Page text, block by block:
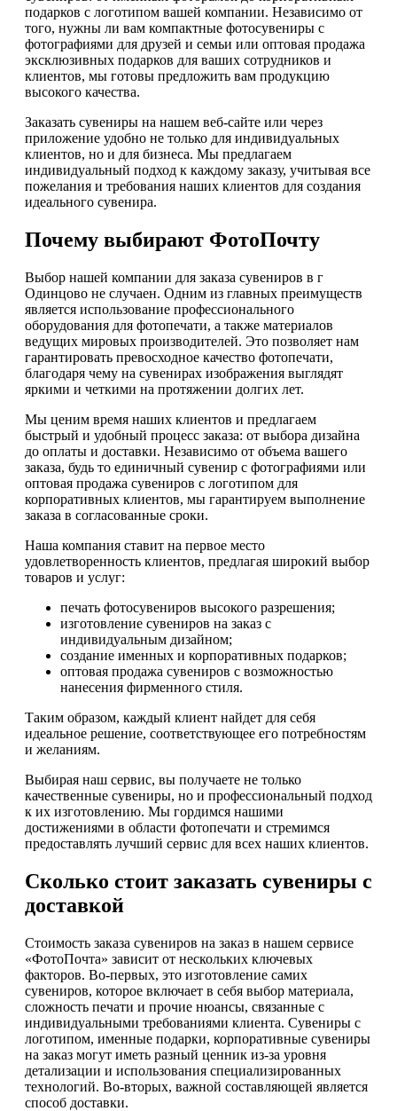
подарков с логотипом вашей компании. Независимо от
того, нужны ли вам компактные фотосувениры с
фотографиями для друзей и семьи или оптовая продажа
эксклюзивных подарков для ваших сотрудников и
клиентов, мы готовы предложить вам продукцию
высокого качества.
Заказать сувениры на нашем веб-сайте или через
приложение удобно не только для индивидуальных
клиентов, но и для бизнеса. Мы предлагаем
индивидуальный подход к каждому заказу, учитывая все
пожелания и требования наших клиентов для создания
идеального сувенира.
Почему выбирают ФотоПочту
Выбор нашей компании для заказа сувениров в г
Одинцово не случаен. Одним из главных преимуществ
является использование профессионального
оборудования для фотопечати, а также материалов
ведущих мировых производителей. Это позволяет нам
гарантировать превосходное качество фотопечати,
благодаря чему на сувенирах изображения выглядят
яркими и четкими на протяжении долгих лет.
Мы ценим время наших клиентов и предлагаем
быстрый и удобный процесс заказа: от выбора дизайна
до оплаты и доставки. Независимо от объема вашего
заказа, будь то единичный сувенир с фотографиями или
оптовая продажа сувениров с логотипом для
корпоративных клиентов, мы гарантируем выполнение
заказа в согласованные сроки.
Наша компания ставит на первое место
удовлетворенность клиентов, предлагая широкий выбор
товаров и услуг:
печать фотосувениров высокого разрешения;
изготовление сувениров на заказ с
индивидуальным дизайном;
создание именных и корпоративных подарков;
оптовая продажа сувениров с возможностью
нанесения фирменного стиля.
Таким образом, каждый клиент найдет для себя
идеальное решение, соответствующее его потребностям
и желаниям.
Выбирая наш сервис, вы получаете не только
качественные сувениры, но и профессиональный подход
к их изготовлению. Мы гордимся нашими
достижениями в области фотопечати и стремимся
предоставлять лучший сервис для всех наших клиентов.
Сколько стоит заказать сувениры с
доставкой
Стоимость заказа сувениров на заказ в нашем сервисе
«ФотоПочта» зависит от нескольких ключевых
факторов. Во-первых, это изготовление самих
сувениров, которое включает в себя выбор материала,
сложность печати и прочие нюансы, связанные с
индивидуальными требованиями клиента. Сувениры с
логотипом, именные подарки, корпоративные сувениры
на заказ могут иметь разный ценник из-за уровня
детализации и использования специализированных
технологий. Во-вторых, важной составляющей является
способ доставки.